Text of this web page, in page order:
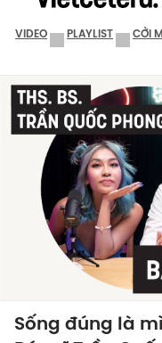
VIDEO PLAYLIST CỞI
Sống đúng là